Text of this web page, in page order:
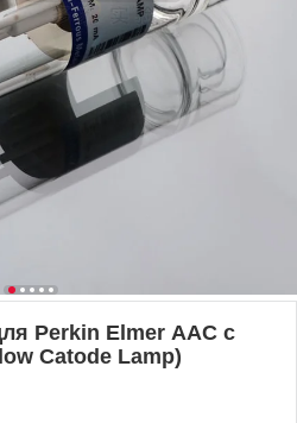
Perkin Elmer ААС с
Catode Lamp)